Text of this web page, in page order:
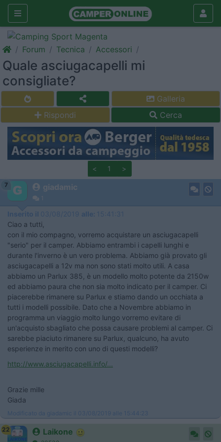
Forum Tecnica Accessori
Quale asciugacapelli mi
consigliate?
Galleria
Rispondi
Cerca
< 1 >
7 giadamic
1
Inserito il 03/08/2019 alle: 15:41:31
Ciao a tutti,
con il mio compagno, vorremo acquistare un asciugacapelli
"serio" per il camper. Abbiamo entrambi i capelli lunghi e
durante l'inverno è un vero problema. Abbiamo già provato gli
asciugacapelli a 12v ma non sono stati molto utili. A casa
abbiamo un Parlux 385, è un modello molto potente da 2150w
ed abbiamo paura che non sia molto indicato per il camper. Ci
piacerebbe rimanere su Parlux e stiamo dando un occhiata a
tutti i modelli possibile. Dato che a Novembre abbiamo in
programma un viaggio molto lungo vorremo evitare di
un'acquisto sbagliato che possa causare problemi al camper. Ci
sarebbe piaciuto rimanere su Parlux, qualcuno, ha avuto
esperienze in merito con uno di questi modelli?
http://www.asciugacapelli.info/...
Grazie mille
Giada
Modificato da giadamic il 03/08/2019 alle 15:44:23
22 Laikone